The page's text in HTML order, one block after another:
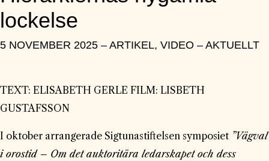
lockelse
5 NOVEMBER 2025 – ARTIKEL, VIDEO – AKTUELLT
TEXT: ELISABETH GERLE FILM: LISBETH
GUSTAFSSON
I oktober arrangerade Sigtunastiftelsen symposiet ”Vägval
i orostid – Om det auktoritära ledarskapet och dess